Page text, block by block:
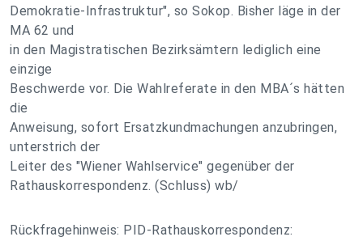
Demokratie-Infrastruktur", so Sokop. Bisher läge in der
MA 62 und
in den Magistratischen Bezirksämtern lediglich eine
einzige
Beschwerde vor. Die Wahlreferate in den MBA´s hätten
die
Anweisung, sofort Ersatzkundmachungen anzubringen,
unterstrich der
Leiter des "Wiener Wahlservice" gegenüber der
Rathauskorrespondenz. (Schluss) wb/
Rückfragehinweis: PID-Rathauskorrespondenz: